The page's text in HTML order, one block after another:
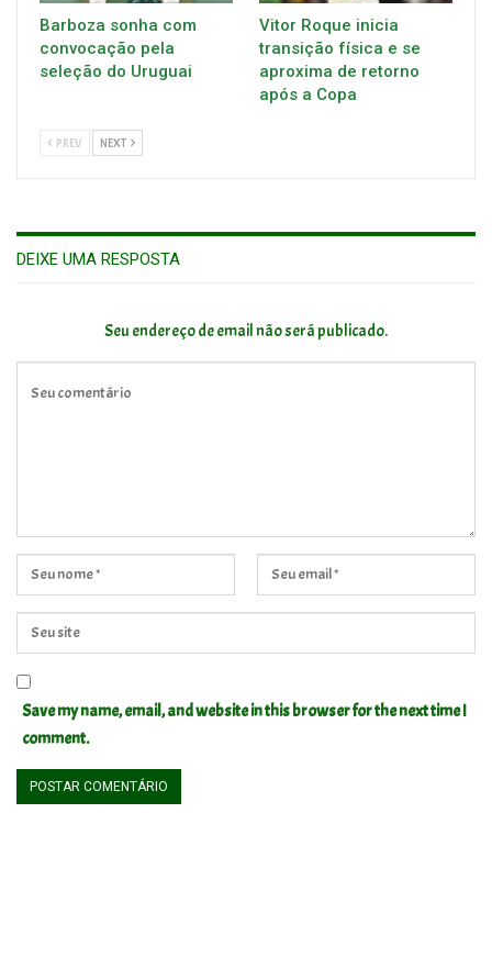
Barboza sonha com
convocação pela
seleção do Uruguai
Vitor Roque inicia
transição física e se
aproxima de retorno
após a Copa
PREV NEXT
DEIXE UMA RESPOSTA
Seu endereço de email não será publicado.
Save my name, email, and website in this browser for the next time I
comment.